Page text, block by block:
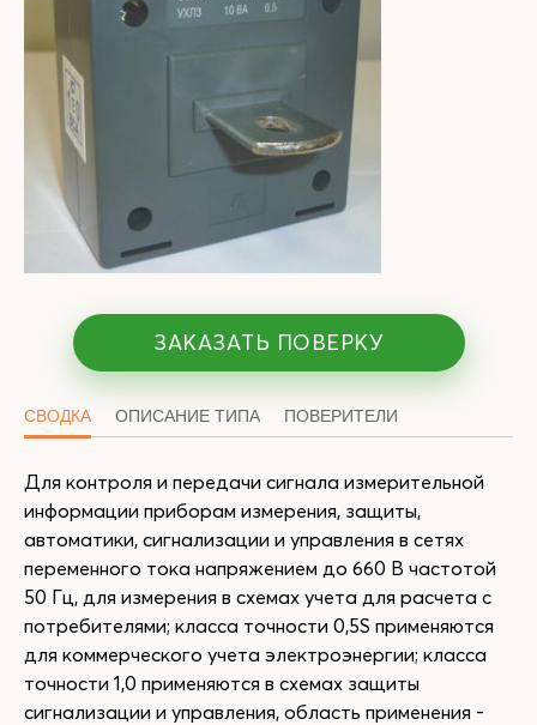
ЗАКАЗАТЬ ПОВЕРКУ
СВОДКА ОПИСАНИЕ ТИПА ПОВЕРИТЕЛИ
Для контроля и передачи сигнала измерительной
информации приборам измерения, защиты,
автоматики, сигнализации и управления в сетях
переменного тока напряжением до 660 В частотой
50 Гц, для измерения в схемах учета для расчета с
потребителями; класса точности 0,5S применяются
для коммерческого учета электроэнергии; класса
точности 1,0 применяются в схемах защиты
сигнализации и управления, область применения -